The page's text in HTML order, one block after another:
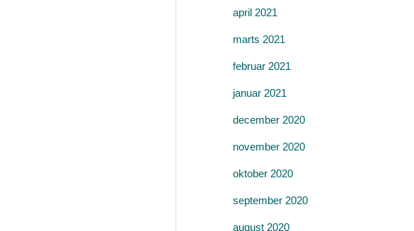
april 2021
marts 2021
februar 2021
januar 2021
december 2020
november 2020
oktober 2020
september 2020
august 2020